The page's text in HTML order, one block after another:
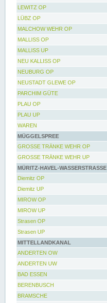
LEWITZ OP
LÜBZ OP
MALCHOW WEHR OP
MALLISS OP
MALLISS UP
NEU KALLISS OP
NEUBURG OP
NEUSTADT GLEWE OP
PARCHIM GÜTE
PLAU OP
PLAU UP
WAREN
MÜGGELSPREE
GROSSE TRÄNKE WEHR OP
GROSSE TRÄNKE WEHR UP
MÜRITZ-HAVEL-WASSERSTRASSE
Diemitz OP
Diemitz UP
MIROW OP
MIROW UP
Strasen OP
Strasen UP
MITTELLANDKANAL
ANDERTEN OW
ANDERTEN UW
BAD ESSEN
BERENBUSCH
BRAMSCHE